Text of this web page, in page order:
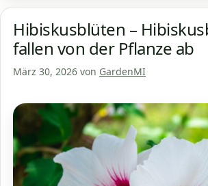
Hibiskusblüten –
fallen von der Pflanze ab
März 30, 2026 von GardenMI